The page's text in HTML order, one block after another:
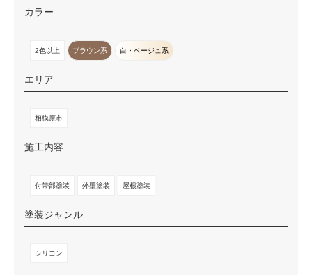
カラー
2色以上 ブラウン系 白・ベージュ系
エリア
相模原市
施工内容
付帯部塗装 外壁塗装 屋根塗装
塗装ジャンル
シリコン